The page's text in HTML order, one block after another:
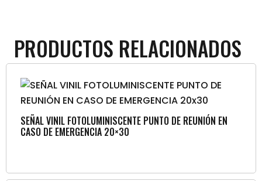
PRODUCTOS RELACIONADOS
SEÑAL VINIL FOTOLUMINISCENTE PUNTO DE REUNIÓN EN
CASO DE EMERGENCIA 20×30